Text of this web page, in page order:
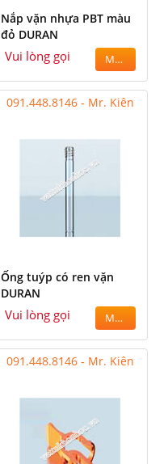
Nắp vặn nhựa PBT màu
đỏ DURAN
Vui lòng gọi MUA
091.448.8146 - Mr. Kiên
Ống tuýp có ren vặn
DURAN
Vui lòng gọi MUA
091.448.8146 - Mr. Kiên